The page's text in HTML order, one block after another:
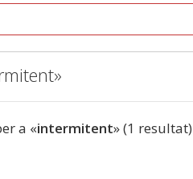
a «intermitent» (1 resultat)